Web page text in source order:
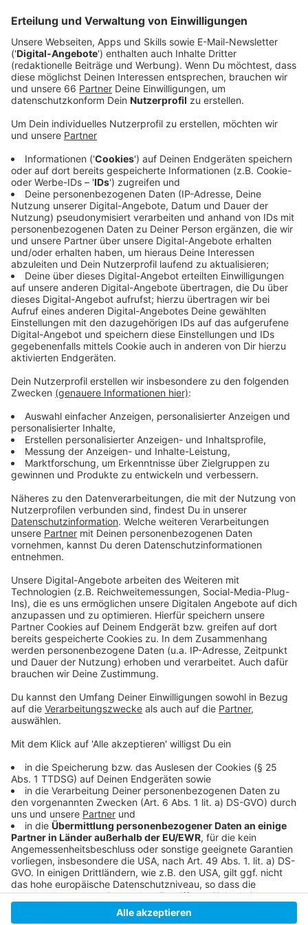
der Polizei nach einem zunächst friedlichen
Auch in Thüringen und Baden Württemberg gab es
zum Teil gab es gewaltsame Zwischenfälle.
Veröffentlicht:Montag, 13.12.2021 05:53
Anzeige
Hier in Düsseldorf waren sogenannte Querdenker am
Samstag (11. Dezember 2021) durch die Stadt
gezogen. Die Polizei spricht in der RP von rund 2.500
Teilnehmern und einer angespannten, aber friedlichen
Lage. Allerdings wurden zum Großteil keine Masken
getragen und Mindestabstände nicht eingehalten. Zum
Aufzug hat sich auch die Mahn- und Gedenkstätte
geäußert. Auf der Facebook-Seite heißt es: "Die
Tatsache, dass Demonstrierende mit Pechfackeln an
unserer Gedenkstätte vorbeimarschiert sind, dabei die
NS-Zeit relativiert und den heutigen Zustand unter
Corona-Schutzmaßnahmen mit einer Diktatur
gleichgesetzt haben, empfinden wir als stark
irritierend."
Anzeige
Weitere Infos und Links zum Thema:
Anzeige
Der Bericht der Rheinischen Post
Infos der Mahn- und Gedenkstätte
Anzeige
Der Facebook-Post der Mahn- und
Gedenkstätte:
Anzeige
Anzeige
Anzeige